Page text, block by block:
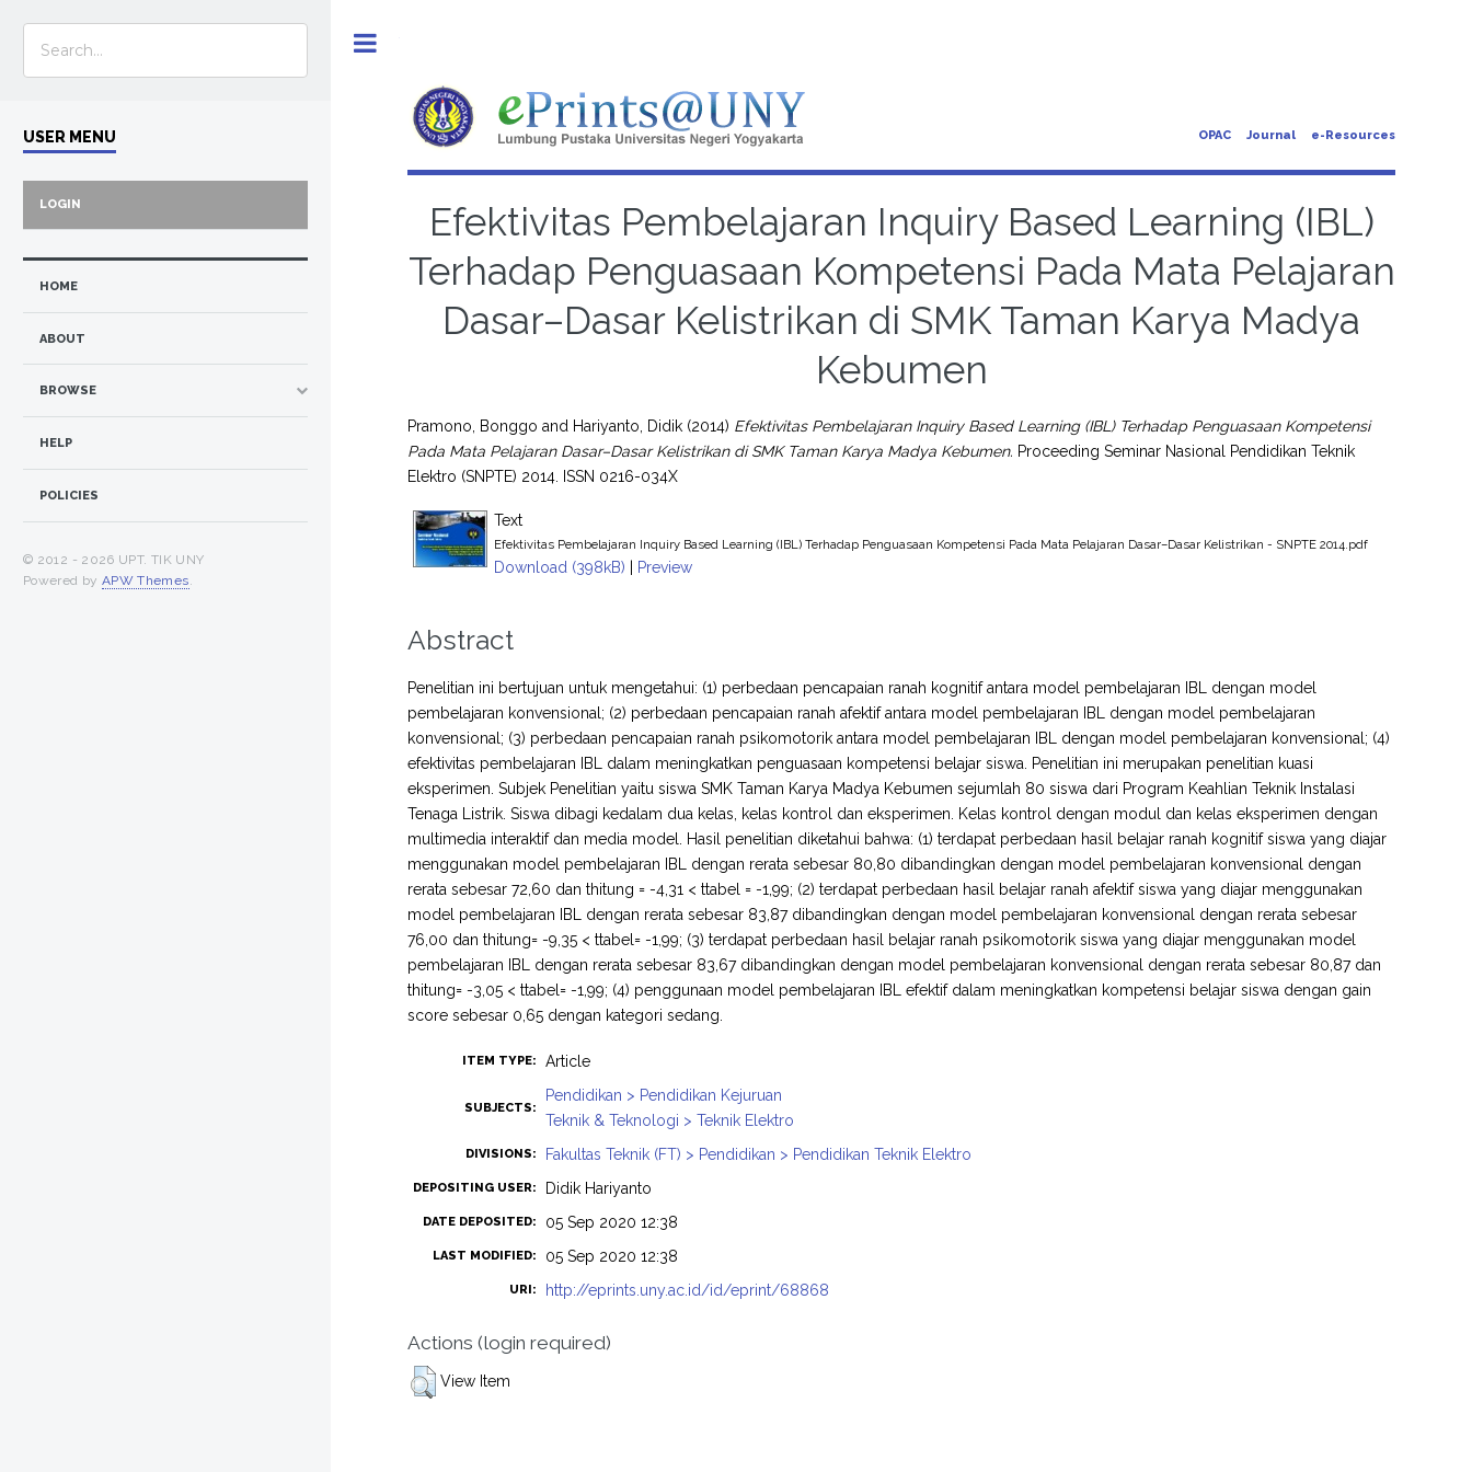
OPAC Journal e-Resources
Efektivitas Pembelajaran Inquiry Based Learning (IBL)
Terhadap Penguasaan Kompetensi Pada Mata Pelajaran
Dasar–Dasar Kelistrikan di SMK Taman Karya Madya
Kebumen
Pramono, Bonggo and Hariyanto, Didik (2014) Efektivitas Pembelajaran Inquiry Based Learning (IBL) Terhadap Penguasaan Kompetensi
Pada Mata Pelajaran Dasar–Dasar Kelistrikan di SMK Taman Karya Madya Kebumen. Proceeding Seminar Nasional Pendidikan Teknik
Elektro (SNPTE) 2014. ISSN 0216-034X
Text
Efektivitas Pembelajaran Inquiry Based Learning (IBL) Terhadap Penguasaan Kompetensi Pada Mata Pelajaran Dasar–Dasar Kelistrikan - SNPTE 2014.pdf
Download (398kB) | Preview
Abstract
Penelitian ini bertujuan untuk mengetahui: (1) perbedaan pencapaian ranah kognitif antara model pembelajaran IBL dengan model
pembelajaran konvensional; (2) perbedaan pencapaian ranah afektif antara model pembelajaran IBL dengan model pembelajaran
konvensional; (3) perbedaan pencapaian ranah psikomotorik antara model pembelajaran IBL dengan model pembelajaran konvensional; (4)
efektivitas pembelajaran IBL dalam meningkatkan penguasaan kompetensi belajar siswa. Penelitian ini merupakan penelitian kuasi
eksperimen. Subjek Penelitian yaitu siswa SMK Taman Karya Madya Kebumen sejumlah 80 siswa dari Program Keahlian Teknik Instalasi
Tenaga Listrik. Siswa dibagi kedalam dua kelas, kelas kontrol dan eksperimen. Kelas kontrol dengan modul dan kelas eksperimen dengan
multimedia interaktif dan media model. Hasil penelitian diketahui bahwa: (1) terdapat perbedaan hasil belajar ranah kognitif siswa yang diajar
menggunakan model pembelajaran IBL dengan rerata sebesar 80,80 dibandingkan dengan model pembelajaran konvensional dengan
rerata sebesar 72,60 dan thitung = -4,31 < ttabel = -1,99; (2) terdapat perbedaan hasil belajar ranah afektif siswa yang diajar menggunakan
model pembelajaran IBL dengan rerata sebesar 83,87 dibandingkan dengan model pembelajaran konvensional dengan rerata sebesar
76,00 dan thitung= -9,35 < ttabel= -1,99; (3) terdapat perbedaan hasil belajar ranah psikomotorik siswa yang diajar menggunakan model
pembelajaran IBL dengan rerata sebesar 83,67 dibandingkan dengan model pembelajaran konvensional dengan rerata sebesar 80,87 dan
thitung= -3,05 < ttabel= -1,99; (4) penggunaan model pembelajaran IBL efektif dalam meningkatkan kompetensi belajar siswa dengan gain
score sebesar 0,65 dengan kategori sedang.
ITEM TYPE: Article
SUBJECTS:
Pendidikan > Pendidikan Kejuruan
Teknik & Teknologi > Teknik Elektro
DIVISIONS: Fakultas Teknik (FT) > Pendidikan > Pendidikan Teknik Elektro
DEPOSITING USER: Didik Hariyanto
DATE DEPOSITED: 05 Sep 2020 12:38
LAST MODIFIED: 05 Sep 2020 12:38
URI: http://eprints.uny.ac.id/id/eprint/68868
Actions (login required)
View Item
USER MENU
LOGIN
HOME
ABOUT
BROWSE
HELP
POLICIES
© 2012 - 2026 UPT. TIK UNY
Powered by APW Themes